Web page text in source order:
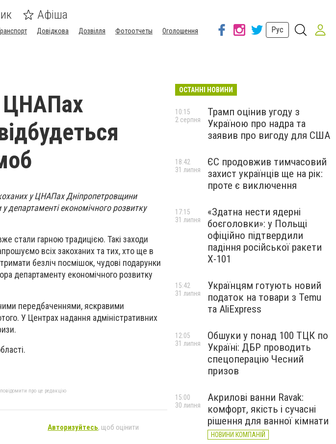
Афіша
Довідкова Дозвілля Фотоотчеты
Оголошення
Рус
ЦНАПах
у ЦНАПах Дніпропетровщини
департаменті економічного розвитку
стали гарною традицією. Такі заходи
всіх закоханих та тих, хто ще в
безліч посмішок, чудові подарунки
департаменту економічного розвитку
передбаченнями, яскравими
У Центрах надання адміністративних
про це редакцію
Авторизуйтесь, щоб оцінити
ОСТАННІ НОВИНИ
Трамп оцінив угоду з
Україною про надра та
заявив про вигоду для США
10:15
2 серпня
ЄС продовжив тимчасовий
захист українців ще на рік:
проте є виключення
18:42
31 липня
«Здатна нести ядерні
боєголовки»: у Польщі
офіційно підтвердили
падіння російської ракети
Х-101
17:15
31 липня
Українцям готують новий
податок на товари з Temu
та AliExpress
15:42
31 липня
Обшуки у понад 100 ТЦК по
Україні: ДБР проводить
спецоперацію Чесний
призов
12:05
31 липня
Акрилові ванни Ravak:
комфорт, якість і сучасні
рішення для ванної кімнати
НОВИНИ КОМПАНІЙ
15:00
30 липня